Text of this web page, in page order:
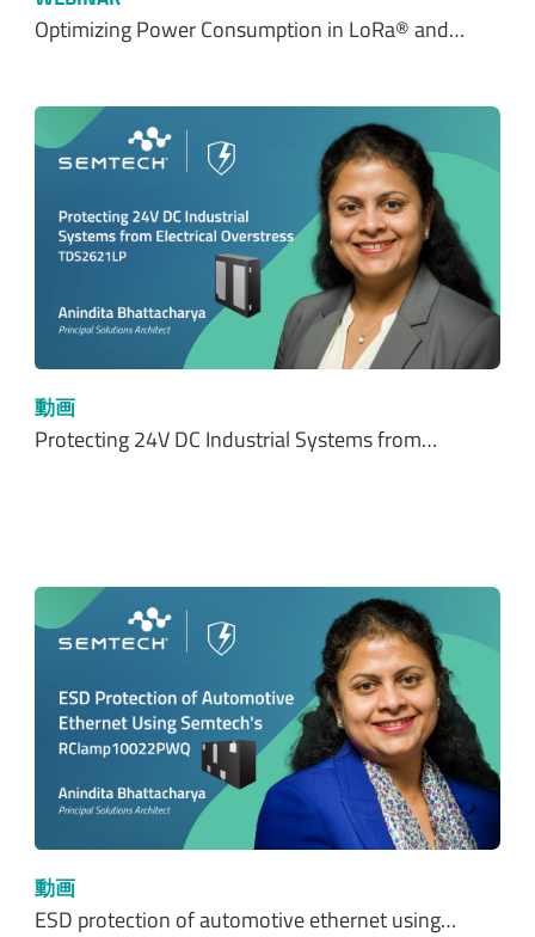
Optimizing Power Consumption in LoRa® and…
動画
Protecting 24V DC Industrial Systems from…
動画
ESD protection of automotive ethernet using…